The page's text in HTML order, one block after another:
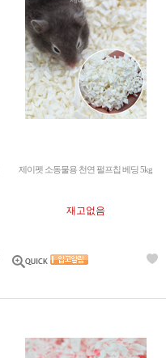
제이펫 소동물용 천연 펄프칩 베딩 5kg
재고없음